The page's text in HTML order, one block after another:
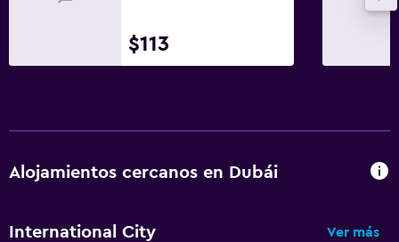
$113
Alojamientos cercanos en Dubái
International City Ver más